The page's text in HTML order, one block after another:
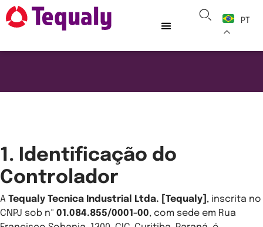
PT
1. Identificação do
Controlador
A Tequaly Tecnica Industrial Ltda. [Tequaly] , inscrita no
CNPJ sob nº 01.084.855/0001-00, com sede em Rua